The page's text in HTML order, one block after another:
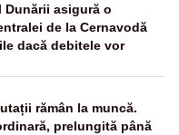
Dunării asigură o
de la Cernavodă
dacă debitele vor
rămân la muncă.
prelungită până